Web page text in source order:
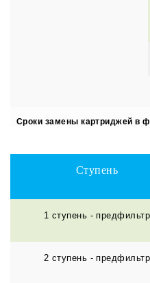
Сроки замены картриджей в
Ступень
1 ступень - предфильтр
2 ступень - предфильтр